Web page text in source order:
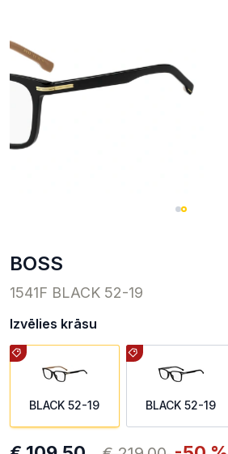
BOSS
1541F BLACK 52-19
Izvēlies krāsu
BLACK 52-19 BLACK 52-19